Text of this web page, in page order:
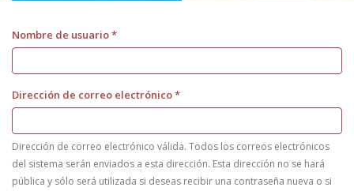
Nombre de usuario*
Dirección de correo electrónico*
Dirección de correo electrónico válida. Todos los correos electrónicos
del sistema serán enviados a esta dirección. Esta dirección no se hará
pública y sólo será utilizada si deseas recibir una contraseña nueva o si